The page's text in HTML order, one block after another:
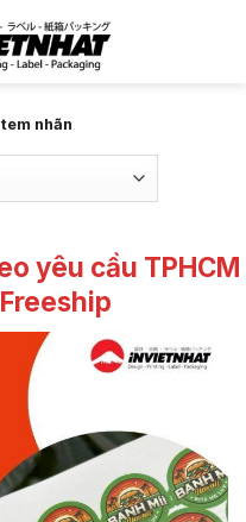
nhãn
yêu cầu TPHCM